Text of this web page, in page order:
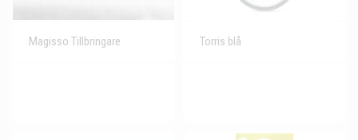
Magisso Tillbringare Torris blå